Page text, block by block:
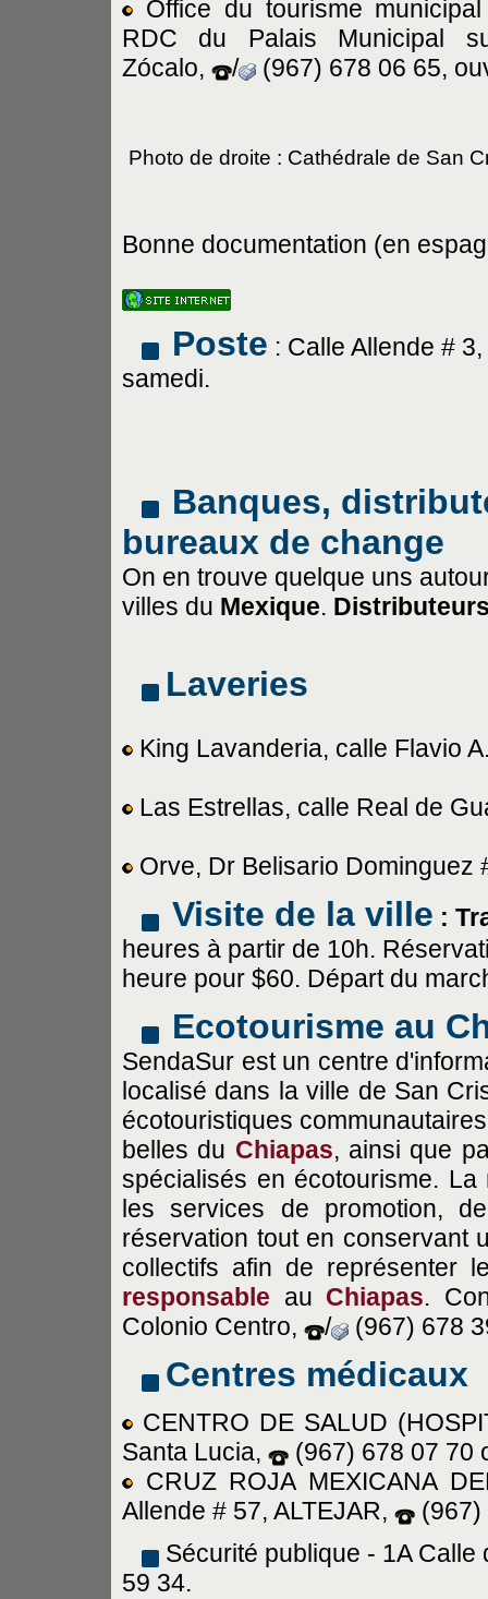
Office du tourisme
RDC du Palais Municipal
Zócalo,
/ (967) 678 06 65,
Photo de droite : Cathédrale de San
Bonne documentation (en
Poste : Calle Allende #
samedi.
Banques,
bureaux de change
On en trouve quelque uns
villes du Mexique.
Laveries
King Lavanderia, calle Flavio
Las Estrellas, calle Real de
Orve, Dr Belisario Dominguez
Visite de la ville :
heures à partir de 10h.
heure pour $60. Départ du
Ecotourisme au
SendaSur est un centre
localisé dans la ville de San
écotouristiques
belles du Chiapas, ainsi que
spécialisés en écotourisme.
les services de promotion,
réservation tout en conservant
collectifs afin de représenter
responsable au Chiapas.
Colonio Centro,
/ (967) 678
Centres médicaux
CENTRO DE SALUD
Santa Lucia,
(967) 678 07 70
CRUZ ROJA MEXICANA
Allende # 57, ALTEJAR,
Sécurité publique - 1A
59 34.